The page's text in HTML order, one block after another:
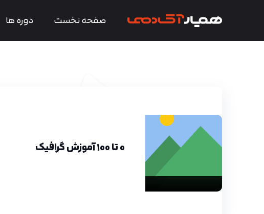
صفحه نخست دوره ها
۰ تا ۱۰۰ آموزش گرافیک